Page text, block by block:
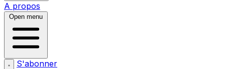
A propos
Open menu
S'abonner